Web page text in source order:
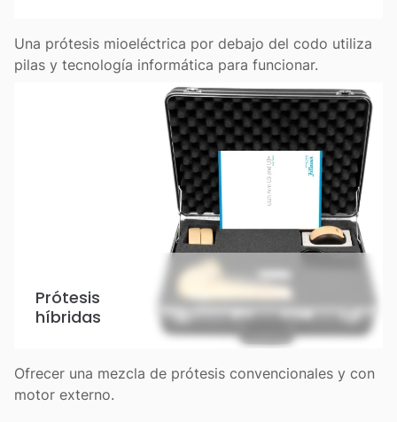
Una prótesis mioeléctrica por debajo del codo utiliza
pilas y tecnología informática para funcionar.
Prótesis
híbridas
Ofrecer una mezcla de prótesis convencionales y con
motor externo.